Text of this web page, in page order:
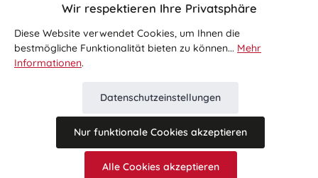
FOLGE UNS
Alle Preise inkl. gesetzl. Mehrwertsteuer zzgl.Versandkosten
und ggf. Nachnahmegebühren, wenn nicht anders angegeben.
Wir respektieren Ihre Privatsphäre
Diese Website verwendet Cookies, um Ihnen die
bestmögliche Funktionalität bieten zu können... Mehr
Informationen.
Datenschutzeinstellungen
Nur funktionale Cookies akzeptieren
Alle Cookies akzeptieren